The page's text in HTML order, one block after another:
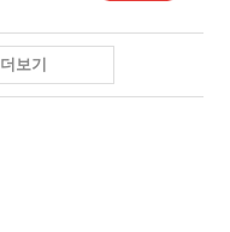
더보기